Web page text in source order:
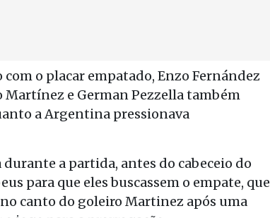
o placar empatado, Enzo Fernández
e German Pezzella também
a Argentina pressionava
a partida, antes do cabeceio do
para que eles buscassem o empate, que
canto do goleiro Martinez após uma